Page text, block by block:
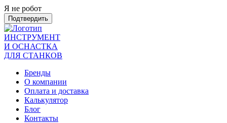
Я не робот
Подтвердить
ИНСТРУМЕНТ
И ОСНАСТКА
ДЛЯ СТАНКОВ
Бренды
О компании
Оплата и доставка
Калькулятор
Блог
Контакты